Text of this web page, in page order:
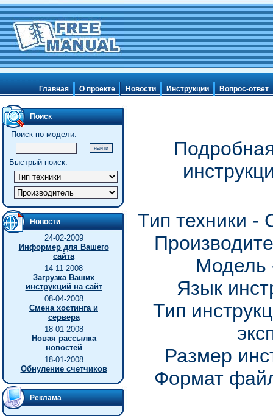
Главная О проекте Новости Инструкции Вопрос-ответ
Поиск
Поиск по модели:
Быстрый поиск:
Новости
24-02-2009
Информер для Вашего
сайта
14-11-2008
Загрузка Ваших
инструкций на сайт
08-04-2008
Смена хостинга и
сервера
18-01-2008
Новая рассылка
новостей
18-01-2008
Обнуление счетчиков
Реклама
Тип техники
Модель
Язык
Тип
Размер
Формат